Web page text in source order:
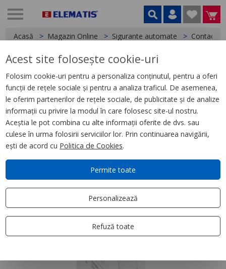
Acasă Magazin Online Sigurante automate Contacte
< Contacte Auxiliare si Bobine declansare
declansator de deschidere Mx
Mx Plus 1 Of 48-130Vac Dc
Acest site folosește cookie-uri
Folosim cookie-uri pentru a personaliza conținutul, pentru a oferi
funcții de rețele sociale și pentru a analiza traficul. De asemenea,
le oferim partenerilor de rețele sociale, de publicitate și de analize
informații cu privire la modul în care folosesc site-ul nostru.
Aceștia le pot combina cu alte informații oferite de dvs. sau
culese în urma folosirii serviciilor lor. Prin continuarea navigării,
ești de acord cu Politica de Cookies.
Permite toate
Personalizează
Refuză toate